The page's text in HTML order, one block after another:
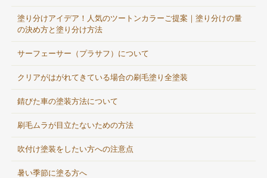
塗り分けアイデア！人気のツートンカラーご提案｜塗り分けの量
の決め方と塗り分け方法
サーフェーサー（プラサフ）について
クリアがはがれてきている場合の刷毛塗り全塗装
錆びた車の塗装方法について
刷毛ムラが目立たないための方法
吹付け塗装をしたい方への注意点
暑い季節に塗る方へ